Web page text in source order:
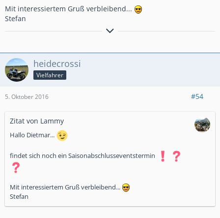
Mit interessiertem Gruß verbleibend...
Stefan
Every man has a right to his opinion, but no man has a right to be
heidecrossi
Vielfahrer
5. Oktober 2016 #54
Zitat von Lammy
Hallo Dietmar...
findet sich noch ein Saisonabschlusseventstermin
Mit interessiertem Gruß verbleibend...
Stefan